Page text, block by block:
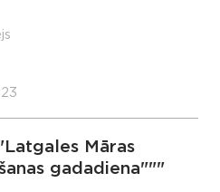
Māras
gadadiena"""